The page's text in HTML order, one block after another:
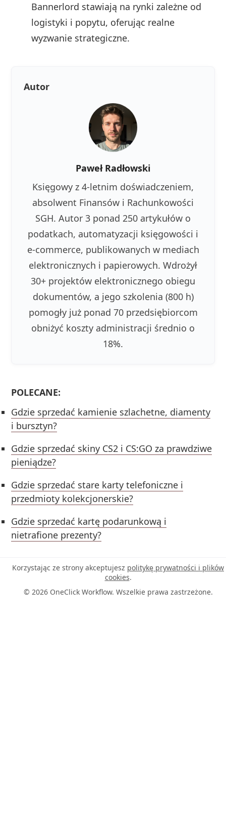
Bannerlord stawiają na rynki zależne od
logistyki i popytu, oferując realne
wyzwanie strategiczne.
Autor
Paweł Radłowski
Księgowy z 4-letnim doświadczeniem,
absolwent Finansów i Rachunkowości
SGH. Autor 3 ponad 250 artykułów o
podatkach, automatyzacji księgowości i
e-commerce, publikowanych w mediach
elektronicznych i papierowych. Wdrożył
30+ projektów elektronicznego obiegu
dokumentów, a jego szkolenia (800 h)
pomogły już ponad 70 przedsiębiorcom
obniżyć koszty administracji średnio o
18%.
POLECANE:
Gdzie sprzedać kamienie szlachetne, diamenty
i bursztyn?
Gdzie sprzedać skiny CS2 i CS:GO za prawdziwe
pieniądze?
Gdzie sprzedać stare karty telefoniczne i
przedmioty kolekcjonerskie?
Gdzie sprzedać kartę podarunkową i
nietrafione prezenty?
Korzystając ze strony akceptujesz politykę prywatności i plików
cookies.
© 2026 OneClick Workflow. Wszelkie prawa zastrzeżone.